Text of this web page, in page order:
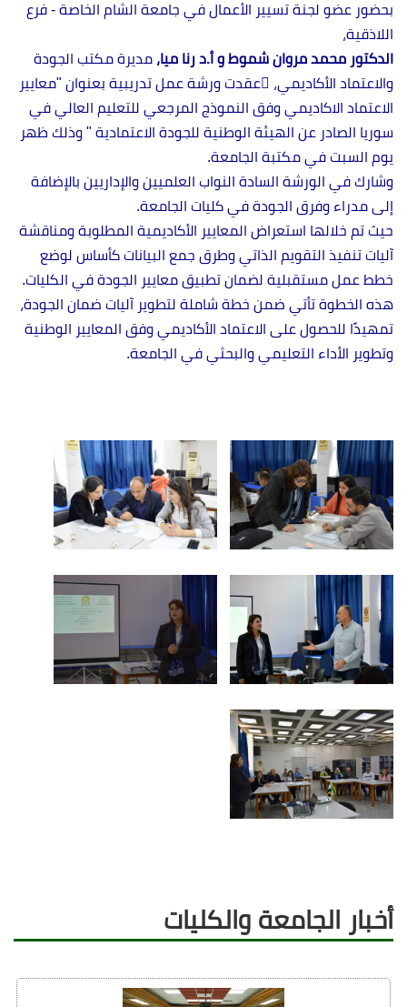
بحضور عضو لجنة تسيير الأعمال في جامعة الشام الخاصة - فرع
اللاذقية،
الدكتور محمد مروان شموط و أ.د رنا ميا، مديرة مكتب الجودة
والاعتماد الأكاديمي، ُعقدت ورشة عمل تدريبية بعنوان "معايير
الاعتماد الاكاديمي وفق النموذج المرجعي للتعليم العالي في
سوريا الصادر عن الهيئة الوطنية للجودة الاعتمادية " وذلك ظهر
يوم السبت في مكتبة الجامعة.
وشارك في الورشة السادة النواب العلميين والإداريين بالإضافة
إلى مدراء وفرق الجودة في كليات الجامعة.
حيث تم خلالها استعراض المعايير الأكاديمية المطلوبة ومناقشة
آليات تنفيذ التقويم الذاتي وطرق جمع البيانات كأساس لوضع
خطط عمل مستقبلية لضمان تطبيق معايير الجودة في الكليات.
هذه الخطوة تأتي ضمن خطة شاملة لتطوير آليات ضمان الجودة،
تمهيدًا للحصول على الاعتماد الأكاديمي وفق المعايير الوطنية
وتطوير الأداء التعليمي والبحثي في الجامعة.
أخبار الجامعة والكليات